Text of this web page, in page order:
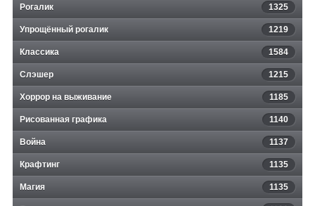
Рогалик 1325
Упрощённый рогалик 1219
Классика 1584
Слэшер 1215
Хоррор на выживание 1185
Рисованная графика 1140
Война 1137
Крафтинг 1135
Магия 1135